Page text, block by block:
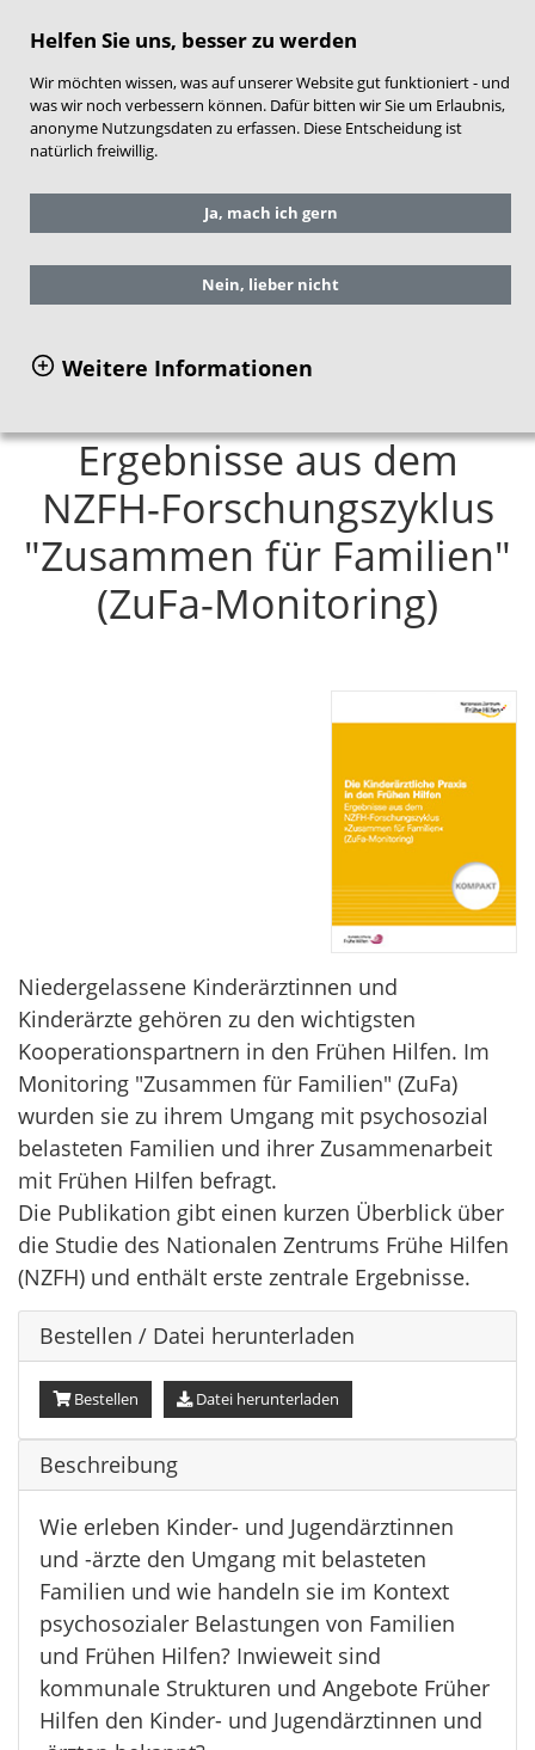
Helfen Sie uns, besser zu werden
Wir möchten wissen, was auf unserer Website gut funktioniert - und
was wir noch verbessern können. Dafür bitten wir Sie um Erlaubnis,
anonyme Nutzungsdaten zu erfassen. Diese Entscheidung ist
natürlich freiwillig.
Ja, mach ich gern
Nein, lieber nicht
Weitere Informationen
Sie befinden sich hier: Service
Einzelansicht Publikationen
Die Kinderärztliche Praxis
Ergebnisse aus dem
NZFH-Forschungszyklus
"Zusammen für Familien"
(ZuFa-Monitoring)
Niedergelassene Kinderärztinnen und
Kinderärzte gehören zu den wichtigsten
Kooperationspartnern in den Frühen Hilfen. Im
Monitoring "Zusammen für Familien" (ZuFa)
wurden sie zu ihrem Umgang mit psychosozial
belasteten Familien und ihrer Zusammenarbeit
mit Frühen Hilfen befragt.
Die Publikation gibt einen kurzen Überblick über
die Studie des Nationalen Zentrums Frühe Hilfen
(NZFH) und enthält erste zentrale Ergebnisse.
Bestellen / Datei herunterladen
Bestellen Datei herunterladen
Beschreibung
Wie erleben Kinder- und Jugendärztinnen
und -ärzte den Umgang mit belasteten
Familien und wie handeln sie im Kontext
psychosozialer Belastungen von Familien
und Frühen Hilfen? Inwieweit sind
kommunale Strukturen und Angebote Früher
Hilfen den Kinder- und Jugendärztinnen und